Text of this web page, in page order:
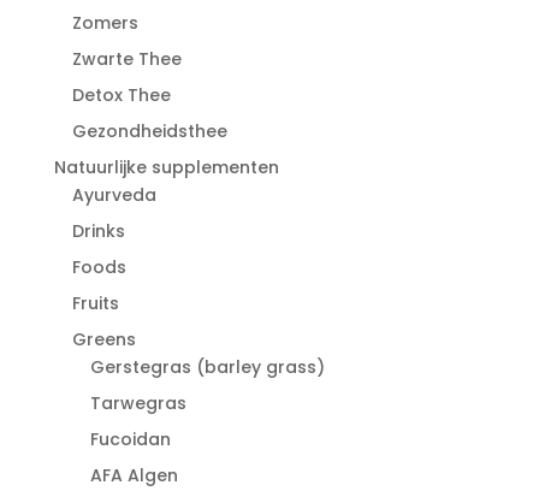
Zomers
Zwarte Thee
Detox Thee
Gezondheidsthee
Natuurlijke supplementen
Ayurveda
Drinks
Foods
Fruits
Greens
Gerstegras (barley grass)
Tarwegras
Fucoidan
AFA Algen